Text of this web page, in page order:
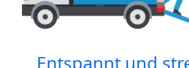
Entspannt und